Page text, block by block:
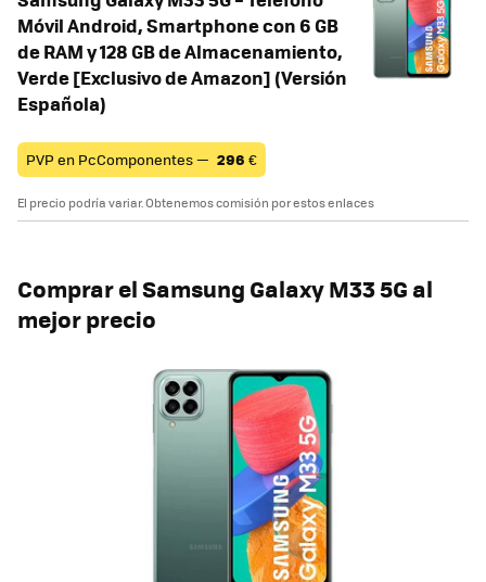
Móvil Android, Smartphone con 6 GB
de RAM y 128 GB de Almacenamiento,
Verde [Exclusivo de Amazon] (Versión
Española)
PVP en PcComponentes — 296 €
El precio podría variar. Obtenemos comisión por estos enlaces
Comprar el Samsung Galaxy M33 5G al
mejor precio